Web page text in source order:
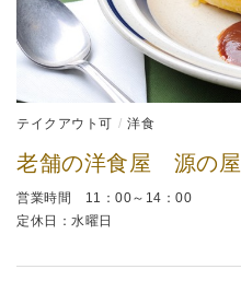
テイクアウト可 洋食
老舗の洋食屋 源の屋
営業時間 11：00～14：00
定休日：水曜日